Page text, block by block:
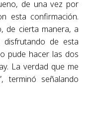
de una vez por
esta confirmación.
de cierta manera, a
de esta
pude hacer las dos
La verdad que me
terminó señalando